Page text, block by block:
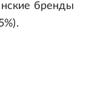
бренды